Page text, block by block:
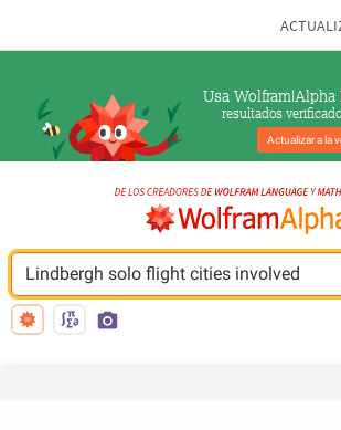
Usa Wolfram|Alpha
resultados
Actualizar a la
Lindbergh solo flight cities involved